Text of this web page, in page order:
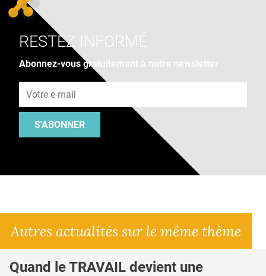
RESTEZ INFORMÉ
Abonnez-vous gratuitement à notre newsletter
S'ABONNER
Autres actualités sur le même thème
Quand le TRAVAIL devient une